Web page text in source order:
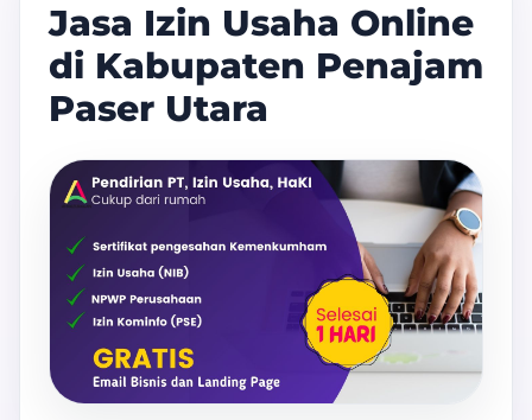
Jasa Izin Usaha Online
di Kabupaten Penajam
Paser Utara